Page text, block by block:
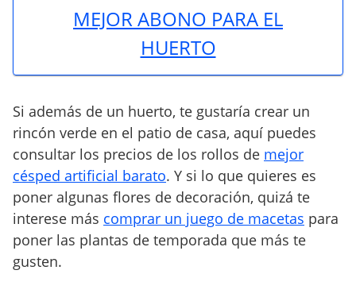
MEJOR ABONO PARA EL
HUERTO
Si además de un huerto, te gustaría crear un
rincón verde en el patio de casa, aquí puedes
consultar los precios de los rollos de mejor
césped artificial barato. Y si lo que quieres es
poner algunas flores de decoración, quizá te
interese más comprar un juego de macetas para
poner las plantas de temporada que más te
gusten.